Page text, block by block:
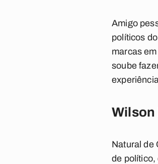
Amigo
políticos
marcas
soube
Wilson
Natural de
de político,